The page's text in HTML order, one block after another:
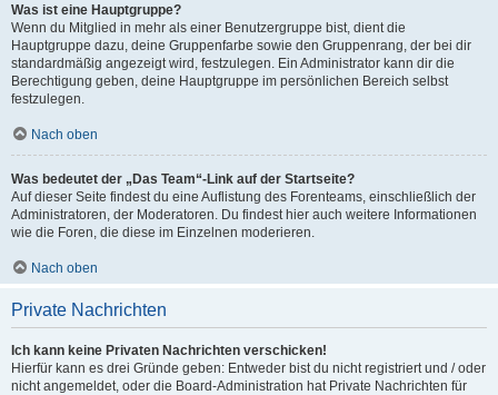
Was ist eine Hauptgruppe?
Wenn du Mitglied in mehr als einer Benutzergruppe bist, dient die
Hauptgruppe dazu, deine Gruppenfarbe sowie den Gruppenrang, der bei dir
standardmäßig angezeigt wird, festzulegen. Ein Administrator kann dir die
Berechtigung geben, deine Hauptgruppe im persönlichen Bereich selbst
festzulegen.
Nach oben
Was bedeutet der „Das Team“-Link auf der Startseite?
Auf dieser Seite findest du eine Auflistung des Forenteams, einschließlich der
Administratoren, der Moderatoren. Du findest hier auch weitere Informationen
wie die Foren, die diese im Einzelnen moderieren.
Nach oben
Private Nachrichten
Ich kann keine Privaten Nachrichten verschicken!
Hierfür kann es drei Gründe geben: Entweder bist du nicht registriert und / oder
nicht angemeldet, oder die Board-Administration hat Private Nachrichten für